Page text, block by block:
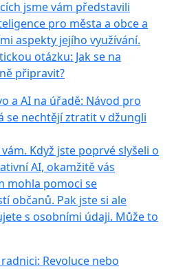
jsme vám představili
pro města a obce a
aspekty jejího využívání.
otázku: Jak se na
připravit?
a AI na úřadě: Návod pro
se nechtějí ztratit v džungli
Když jste poprvé slyšeli o
AI, okamžitě vás
mohla pomoci se
občanů. Pak jste si ale
s osobními údaji. Může to
Revoluce nebo